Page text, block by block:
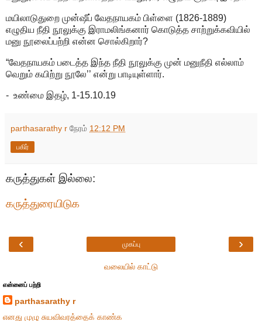
மயிலாடுதுறை முன்ஷீப் வேதநாயகம் பிள்ளை (1826-1889)
எழுதிய நீதி நூலுக்கு இராமலிங்கனார் கொடுத்த சாற்றுக்கவியில்
மனு நூலைப்பற்றி என்ன சொல்கிறார்?
“வேதநாயகம் படைத்த இந்த நீதி நூலுக்கு முன் மனுநீதி எல்லாம்
வெறும் கயிற்று நூலே’’ என்று பாடியுள்ளார்.
- உண்மை இதழ், 1-15.10.19
parthasarathy r நேரம் 12:12 PM
பகிர்
கருத்துகள் இல்லை:
கருத்துரையிடுக
‹ ›
முகப்பு
வலையில் காட்டு
என்னைப் பற்றி
parthasarathy r
எனது முழு சுயவிவரத்தைக் காண்க